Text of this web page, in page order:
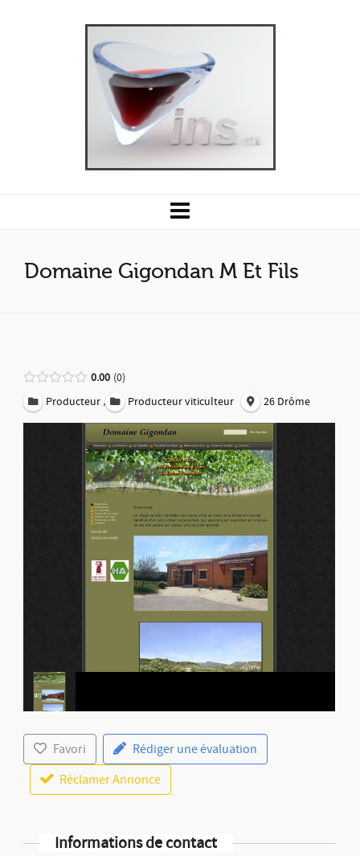
Domaine Gigondan M Et Fils
0.00 0
Producteur , Producteur viticulteur 26 Drôme
Favori
Rédiger une évaluation
Réclamer Annonce
Informations de contact